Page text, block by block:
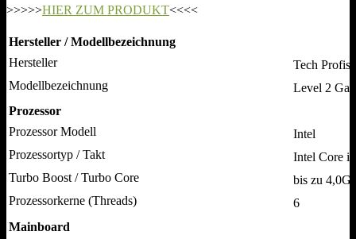
>>>>>HIER ZUM PRODUKT<<<<
Hersteller / Modellbezeichnung
Hersteller
Tech Profis
Modellbezeichnung
Level 2
Prozessor
Prozessor Modell
Intel
Prozessortyp / Takt
Intel Core
Turbo Boost / Turbo Core
bis zu
Prozessorkerne (Threads)
6
Mainboard